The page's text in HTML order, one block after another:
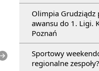
Olimpia Grudziądz
awansu do 1. Ligi.
Poznań
Sportowy
regionalne zespoły?